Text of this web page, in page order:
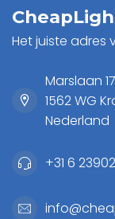
Het juiste adres
Marslaan
1562 WG
Nederland
+31 6